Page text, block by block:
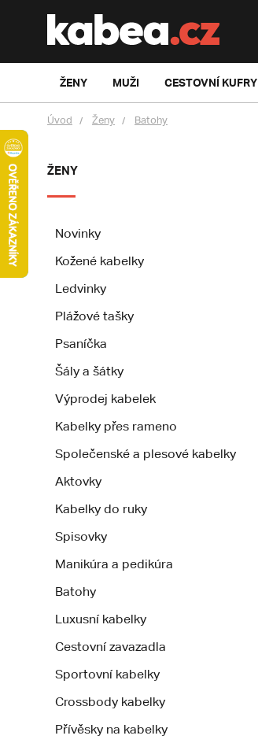
ŽENY MUŽI CESTOVNÍ KUFRY
Úvod Ženy Batohy
ŽENY
Novinky
Kožené kabelky
Ledvinky
Plážové tašky
Psaníčka
Šály a šátky
Výprodej kabelek
Kabelky přes rameno
Společenské a plesové kabelky
Aktovky
Kabelky do ruky
Spisovky
Manikúra a pedikúra
Batohy
Luxusní kabelky
Cestovní zavazadla
Sportovní kabelky
Crossbody kabelky
Přívěsky na kabelky